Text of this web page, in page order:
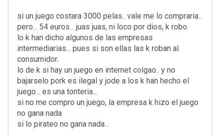
si un juego costara 3000 pelas.. vale me lo compraria..
pero... 54 euros... juas juas, ni loco por dios, k robo.
lo k han dicho algunos de las empresas
intermediarias... pues si son ellas las k roban al
consumidor.
lo de k si hay un juego en internet colgao.. y no
bajarselo pork es ilegal y jode a los k han hecho el
juego... es una tonteria...
si no me compro un juego, la empresa k hizo el juego
no gana nada
si lo pirateo no gana nada...